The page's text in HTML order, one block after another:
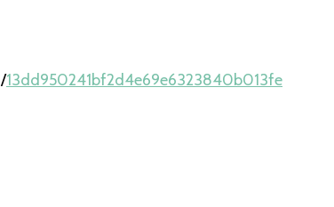
/13dd950241bf2d4e69e6323840b013fe